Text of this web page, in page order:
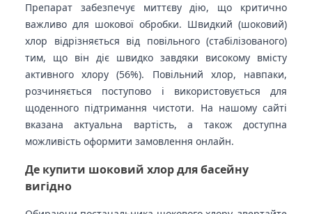
Препарат забезпечує миттєву дію, що критично
важливо для шокової обробки. Швидкий (шоковий)
хлор відрізняється від повільного (стабілізованого)
тим, що він діє швидко завдяки високому вмісту
активного хлору (56%). Повільний хлор, навпаки,
розчиняється поступово і використовується для
щоденного підтримання чистоти. На нашому сайті
вказана актуальна вартість, а також доступна
можливість оформити замовлення онлайн.
Де купити шоковий хлор для басейну
вигідно